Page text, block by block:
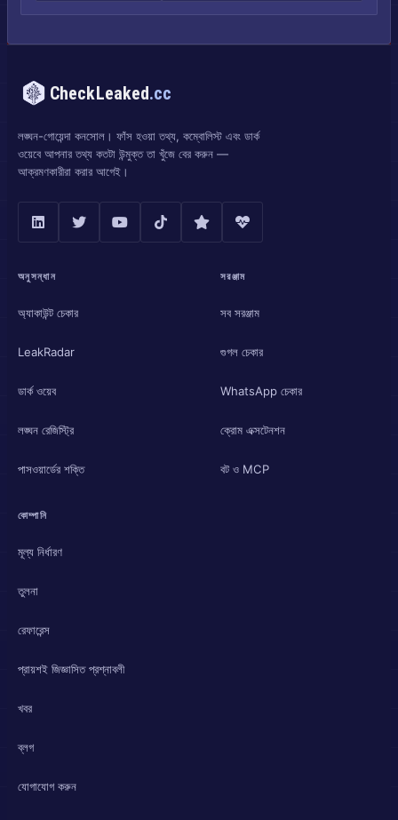
CheckLeaked.cc
লঙ্ঘন-গোয়েন্দা কনসোল। ফাঁস হওয়া তথ্য, কম্বোলিস্ট এবং ডার্ক
ওয়েবে আপনার তথ্য কতটা উন্মুক্ত তা খুঁজে বের করুন —
আক্রমণকারীরা করার আগেই।
অনুসন্ধান
অ্যাকাউন্ট চেকার
LeakRadar
ডার্ক ওয়েব
লঙ্ঘন রেজিস্ট্রি
পাসওয়ার্ডের শক্তি
সরঞ্জাম
সব সরঞ্জাম
গুগল চেকার
WhatsApp চেকার
ক্রোম এক্সটেনশন
বট ও MCP
কোম্পানি
মূল্য নির্ধারণ
তুলনা
রেফারেন্স
প্রায়শই জিজ্ঞাসিত প্রশ্নাবলী
খবর
ব্লগ
যোগাযোগ করুন